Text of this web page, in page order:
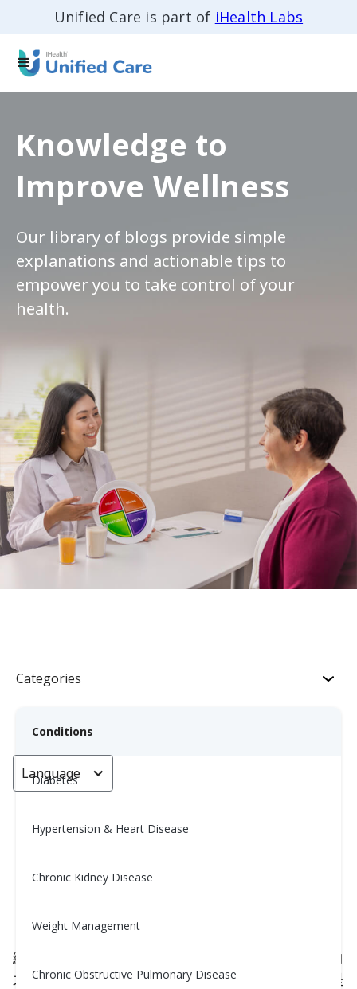
Unified Care is part of iHealth Labs
Knowledge to
Improve Wellness
Our library of blogs provide simple
explanations and actionable tips to
empower you to take control of your
health.
Categories
Conditions
Diabetes
Hypertension & Heart Disease
Chronic Kidney Disease
Weight Management
Chronic Obstructive Pulmonary Disease
Language
3種讓你不知不覺攝取更多膳食纖
September 12, 2025
纖維是你可以吃的對於血糖、體重和消化最好的食物
之一。但大多數人都達不到建議的攝取量——尤其是